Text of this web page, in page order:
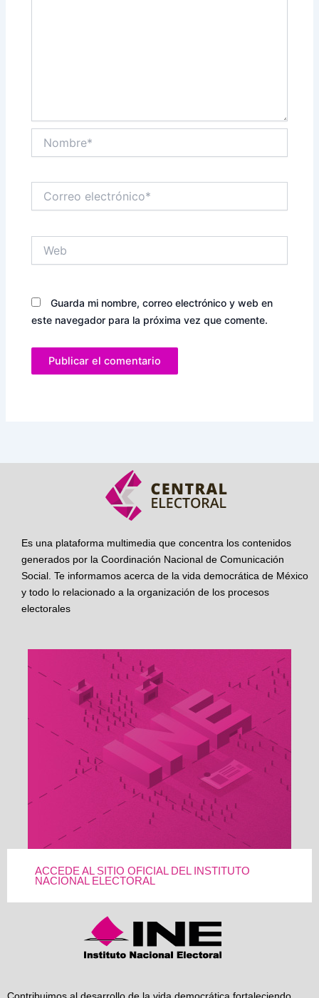
electrónico*
Guarda mi nombre, correo electrónico y web en
este navegador para la próxima vez que comente.
Es una plataforma multimedia que concentra los contenidos
generados por la Coordinación Nacional de Comunicación
Social. Te informamos acerca de la vida democrática de México
y todo lo relacionado a la organización de los procesos
electorales
ACCEDE AL SITIO OFICIAL DEL INSTITUTO
NACIONAL ELECTORAL